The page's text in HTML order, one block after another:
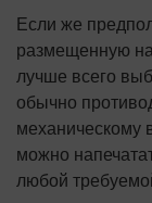
Если же
размещенную
лучше всего
обычно
механическому
можно
любой